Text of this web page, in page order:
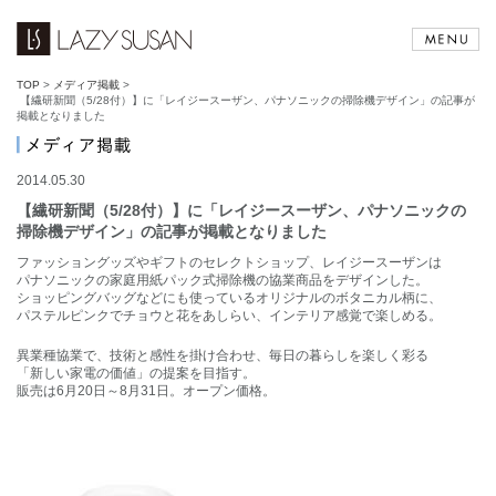
TOP > メディア掲載 >
【繊研新聞（5/28付）】に「レイジースーザン、パナソニックの掃除機デザイン」の記事が
掲載となりました
2014.05.30
【繊研新聞（5/28付）】に「レイジースーザン、パナソニックの
掃除機デザイン」の記事が掲載となりました
ファッショングッズやギフトのセレクトショップ、レイジースーザンは
パナソニックの家庭用紙パック式掃除機の協業商品をデザインした。
ショッピングバッグなどにも使っているオリジナルのボタニカル柄に、
パステルピンクでチョウと花をあしらい、インテリア感覚で楽しめる。
異業種協業で、技術と感性を掛け合わせ、毎日の暮らしを楽しく彩る
「新しい家電の価値」の提案を目指す。
販売は6月20日～8月31日。オープン価格。